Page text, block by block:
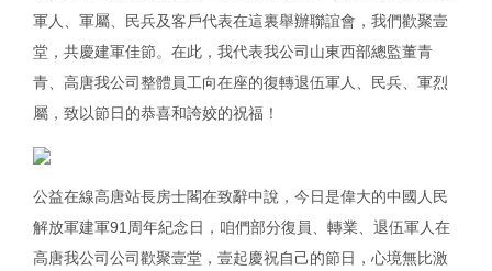
軍人、軍屬、民兵及客戶代表在這裏舉辦聯誼會，我們歡聚壹
堂，共慶建軍佳節。在此，我代表我公司山東西部總監董青
青、高唐我公司整體員工向在座的復轉退伍軍人、民兵、軍烈
屬，致以節日的恭喜和誇姣的祝福！
公益在線高唐站長房士閣在致辭中說，今日是偉大的中國人民
解放軍建軍91周年紀念日，咱們部分復員、轉業、退伍軍人在
高唐我公司公司歡聚壹堂，壹起慶祝自己的節日，心境無比激